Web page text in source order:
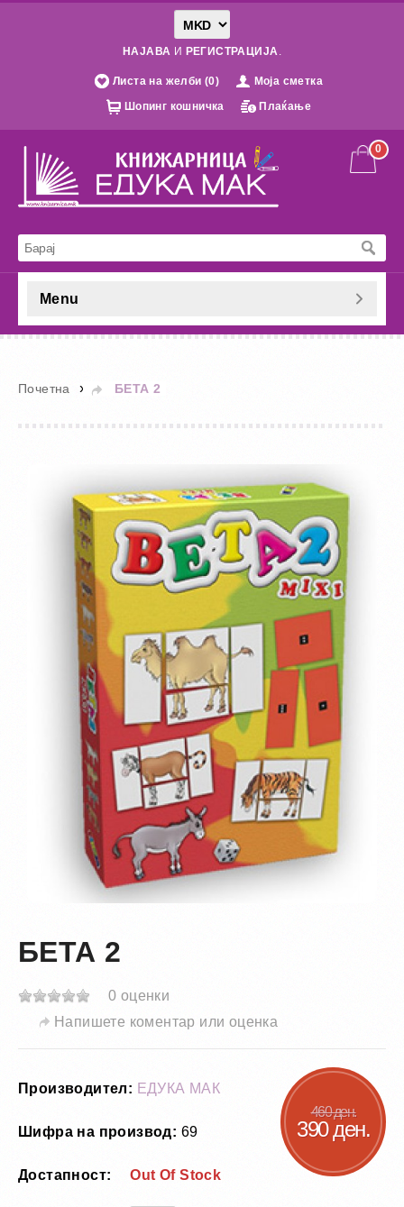
НАЈАВА И РЕГИСТРАЦИЈА.
Листа на желби (0)
Моја сметка
Шопинг кошничка
Плаќање
0
Menu
Почетна » БЕТА 2
БЕТА 2
0 оценки
Напишете коментар или оценка
460 ден.
390 ден.
Производител: ЕДУКА МАК
Шифра на производ: 69
Достапност: Out Of Stock